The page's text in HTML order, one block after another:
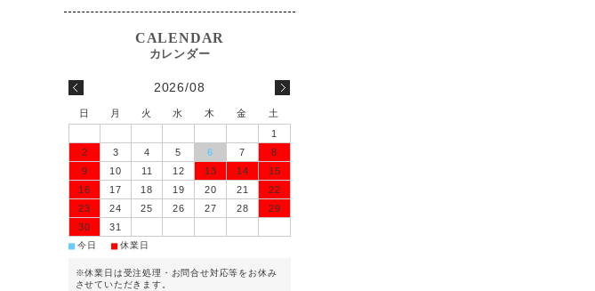
2026/08
日 月 火 水 木 金
土
1
2
3 4 5 6 7
8
9
10 11 12 13 14
15
16
17 18 19 20 21
22
23
24 25 26 27 28
29
30
31
■今日 ■ 休業日
※休業日は受注処理・お問合せ対応等をお休み
させていただきます。